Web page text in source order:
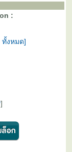
:
ทั้งหมด]
]